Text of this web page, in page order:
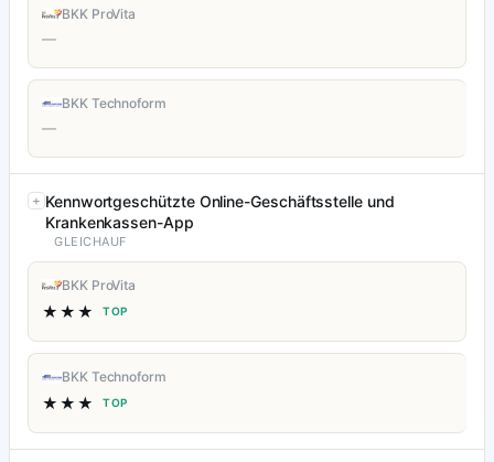
BKK ProVita
—
BKK Technoform
—
Kennwortgeschützte Online-Geschäftsstelle und
Krankenkassen-App
GLEICHAUF
BKK ProVita
★★★ TOP
BKK Technoform
★★★ TOP